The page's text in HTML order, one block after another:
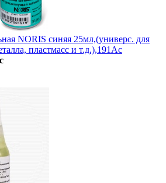
NORIS синяя 25мл,(универс. для
пластмасс и т.д.),191Ас